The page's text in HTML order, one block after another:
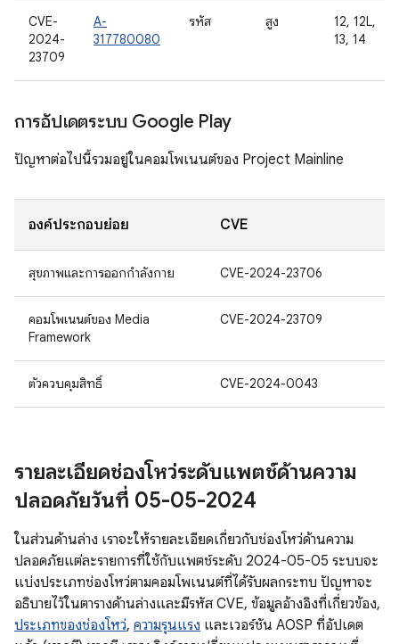
CVE-
2024-
23709
A-
317780080
รหัส สูง
12, 12L,
13, 14
การอัปเดตระบบ Google Play
ปัญหาต่อไปนี้รวมอยู่ในคอมโพเนนต์ของ Project Mainline
องค์ประกอบย่อย CVE
สุขภาพและการออกกำลังกาย CVE-2024-23706
คอมโพเนนต์ของ Media
Framework
CVE-2024-23709
ตัวควบคุมสิทธิ์ CVE-2024-0043
รายละเอียดช่องโหว่ระดับแพตช์ด้านความ
ปลอดภัยวันที่ 05-05-2024
ในส่วนด้านล่าง เราจะให้รายละเอียดเกี่ยวกับช่องโหว่ด้านความ
ปลอดภัยแต่ละรายการที่ใช้กับแพตช์ระดับ 2024-05-05 ระบบจะ
แบ่งประเภทช่องโหว่ตามคอมโพเนนต์ที่ได้รับผลกระทบ ปัญหาจะ
อธิบายไว้ในตารางด้านล่างและมีรหัส CVE, ข้อมูลอ้างอิงที่เกี่ยวข้อง,
ประเภทของช่องโหว่, ความรุนแรง และเวอร์ชัน AOSP ที่อัปเดต